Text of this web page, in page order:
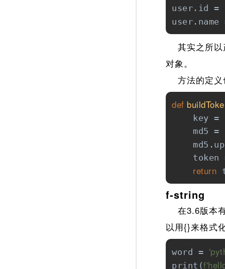
user.id =
user.name
其实之所以
对象。
方法的定义
def
key =
md5 =
token =
return
f-string
在3.6版本有
以用{}来格式
word =
print(